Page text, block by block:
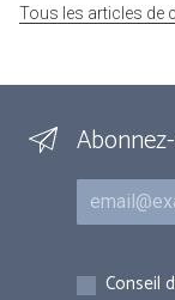
Tous les articles de
Courriel
Inscriptions
Conseil